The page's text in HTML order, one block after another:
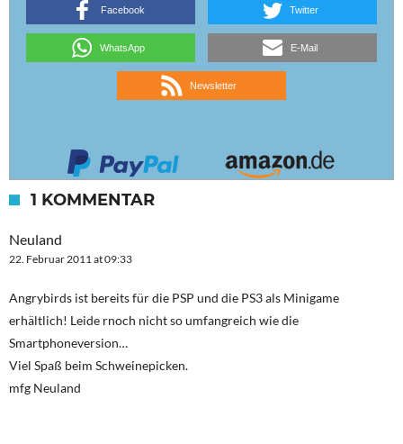
Facebook Twitter
WhatsApp E-Mail
Newsletter
1 KOMMENTAR
Neuland
22. Februar 2011 at 09:33
Angrybirds ist bereits für die PSP und die PS3 als Minigame
erhältlich! Leide rnoch nicht so umfangreich wie die
Smartphoneversion…
Viel Spaß beim Schweinepicken.
mfg Neuland